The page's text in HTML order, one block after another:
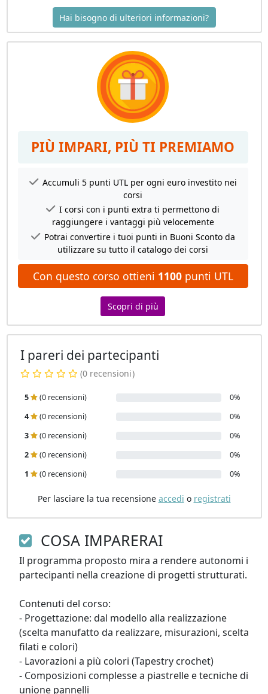
COSA IMPARERAI
Il programma proposto mira a rendere autonomi i
partecipanti nella creazione di progetti strutturati.
Contenuti del corso:
- Progettazione: dal modello alla realizzazione
(scelta manufatto da realizzare, misurazioni, scelta
filati e colori)
- Lavorazioni a più colori (Tapestry crochet)
- Composizioni complesse a piastrelle e tecniche di
unione pannelli
Hai bisogno di ulteriori informazioni?
PIÙ IMPARI, PIÙ TI PREMIAMO
Accumuli 5 punti UTL per ogni euro investito nei
corsi
I corsi con i punti extra ti permettono di
raggiungere i vantaggi più velocemente
Potrai convertire i tuoi punti in Buoni Sconto da
utilizzare su tutto il catalogo dei corsi
Con questo corso ottieni 1100punti UTL
Scopri di più
I pareri dei partecipanti
(0 recensioni)
5 (0 recensioni)
0%
4
(0 recensioni)
0%
3
(0 recensioni)
0%
2
(0 recensioni)
0%
1
(0 recensioni) 0%
Per lasciare la tua recensione accedi o registrati